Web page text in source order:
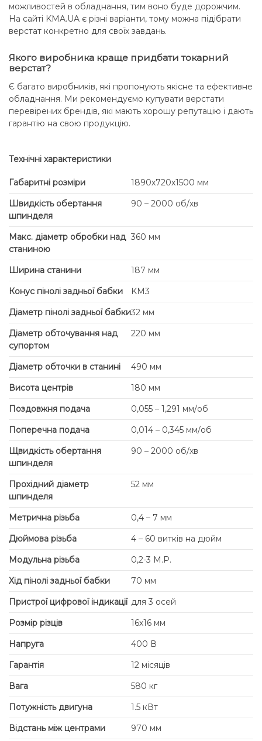
можливостей в обладнання, тим воно буде дорожчим.
На сайті KMA.UA є різні варіанти, тому можна підібрати
верстат конкретно для своїх завдань.
Якого виробника краще придбати токарний
верстат?
Є багато виробників, які пропонують якісне та ефективне
обладнання. Ми рекомендуємо купувати верстати
перевірених брендів, які мають хорошу репутацію і дають
гарантію на свою продукцію.
Технічні характеристики
Габаритні розміри
1890x720x1500 мм
Швидкість обертання
шпинделя
90 – 2000 об/хв
Макс. діаметр обробки над
станиною
360 мм
Ширина станини
187 мм
Конус пінолі задньої бабки
KM3
Діаметр пінолі задньої бабки32 мм
Діаметр обточування над
супортом
220 мм
Діаметр обточки в станині
490 мм
Висота центрів
180 мм
Поздовжня подача
0,055 – 1,291 мм/об
Поперечна подача
0,014 – 0,345 мм/об
Щвидкість обертання
шпинделя
90 – 2000 об/хв
Прохідний діаметр
шпинделя
52 мм
Метрична різьба
0,4 – 7 мм
Дюймова різьба
4 – 60 витків на дюйм
Модульна різьба
0,2-3 M.P.
Хід пінолі задньої бабки
70 мм
Пристрої цифрової індикації для 3 осей
Розмір різців
16х16 мм
Напруга
400 В
Гарантія
12 місяців
Вага
580 кг
Потужність двигуна
1.5 кВт
Відстань між центрами
970 мм